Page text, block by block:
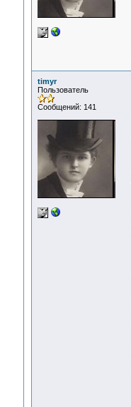
timyr
Пользователь
Сообщений: 141